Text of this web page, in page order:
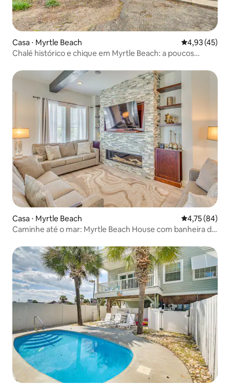
Casa ⋅ Myrtle Beach 4,93 de uma
4,93 (45)
Chalé histórico e chique em Myrtle Beach: a poucos
Casa ⋅ Myrtle Beach 4,75 de uma
4,75 (84)
Caminhe até o mar: Myrtle Beach House com banheira de